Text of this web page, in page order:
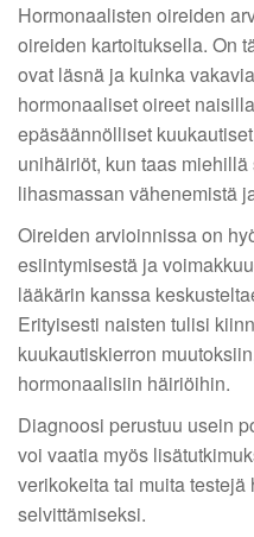
Hormonaalisten oireiden
oireiden kartoituksella. On
ovat läsnä ja kuinka
hormonaaliset oireet
epäsäännölliset
unihäiriöt, kun taas
lihasmassan vähenemistä
Oireiden arvioinnissa on
esiintymisestä ja
lääkärin kanssa
Erityisesti naisten tulisi
kuukautiskierron
hormonaalisiin häiriöihin.
Diagnoosi perustuu usein
voi vaatia myös
verikokeita tai muita
selvittämiseksi.